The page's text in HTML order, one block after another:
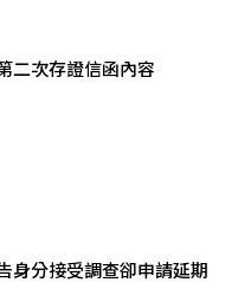
二次存證信函內容
身分接受調查卻申請延期